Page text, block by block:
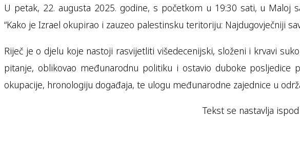
U petak, 22. augusta 2025. godine, s početkom u 19:30 sati, u Maloj
“Kako je Izrael okupirao i zauzeo palestinsku teritoriju: Najdugovječniji
Riječ je o djelu koje nastoji rasvijetliti višedecenijski, složeni i krvavi
pitanje, oblikovao međunarodnu politiku i ostavio duboke posljedice
okupacije, hronologiju događaja, te ulogu međunarodne zajednice u
Tekst se nastavlja